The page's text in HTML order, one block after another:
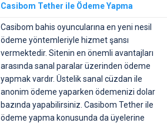
Casibom Tether ile Ödeme Yapma
Casibom bahis oyuncularına en yeni nesil
ödeme yöntemleriyle hizmet şansı
vermektedir. Sitenin en önemli avantajları
arasında sanal paralar üzerinden ödeme
yapmak vardır. Üstelik sanal cüzdan ile
anonim ödeme yaparken ödemenizi dolar
bazında yapabilirsiniz. Casibom Tether ile
ödeme yapma konusunda da üyelerine